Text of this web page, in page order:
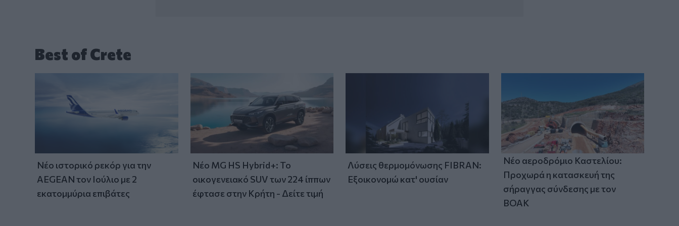
Best of Crete
Νέο ιστορικό ρεκόρ για την
AEGEAN τον Ιούλιο με 2
εκατομμύρια επιβάτες
Νέο MG HS Hybrid+: Το
οικογενειακό SUV των 224 ίππων
έφτασε στην Κρήτη - Δείτε τιμή
Λύσεις θερμομόνωσης FIBRAN:
Εξοικονομώ κατ' ουσίαν
Νέο αεροδρόμιο Καστελίου:
Προχωρά η κατασκευή της
σήραγγας σύνδεσης με τον
ΒΟΑΚ